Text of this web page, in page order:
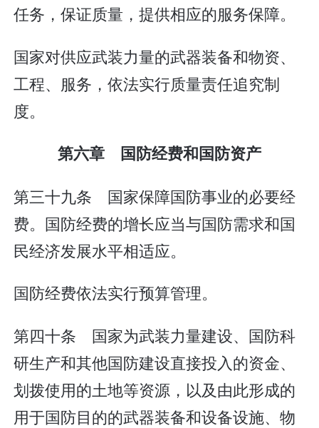
任务，保证质量，提供相应的服务保障。
国家对供应武装力量的武器装备和物资、
工程、服务，依法实行质量责任追究制
度。
第六章 国防经费和国防资产
第三十九条 国家保障国防事业的必要经
费。国防经费的增长应当与国防需求和国
民经济发展水平相适应。
国防经费依法实行预算管理。
第四十条 国家为武装力量建设、国防科
研生产和其他国防建设直接投入的资金、
划拨使用的土地等资源，以及由此形成的
用于国防目的的武器装备和设备设施、物